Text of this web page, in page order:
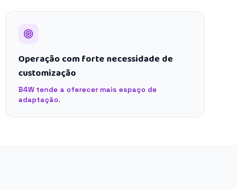
Operação com forte necessidade de
customização
B4W tende a oferecer mais espaço de
adaptação.